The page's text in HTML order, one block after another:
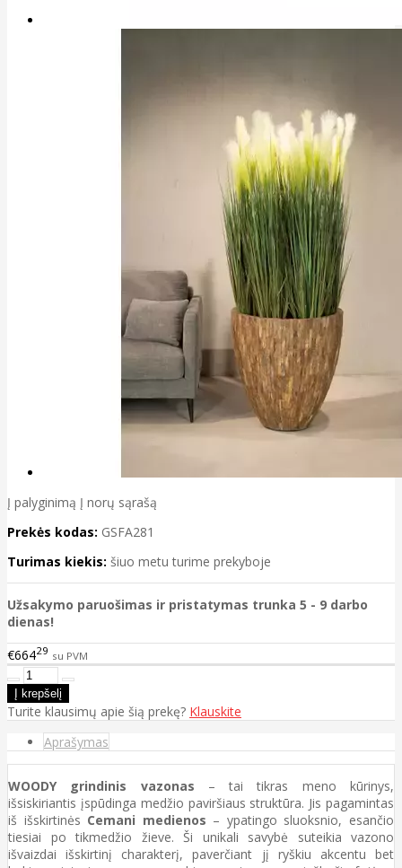
Į palyginimą Į norų sąrašą
Prekės kodas: GSFA281
Turimas kiekis: šiuo metu turime prekyboje
Užsakymo paruošimas ir pristatymas trunka 5 - 9 darbo
dienas!
€66429 su PVM
Turite klausimų apie šią prekę? Klauskite
Aprašymas
WOODY grindinis vazonas – tai tikras meno kūrinys,
išsiskiriantis įspūdinga medžio paviršiaus struktūra. Jis pagamintas
iš išskirtinės Cemani medienos – ypatingo sluoksnio, esančio
tiesiai po tikmedžio žieve. Ši unikali savybė suteikia vazono
išvaizdai išskirtinį charakterį, paverčiant jį ryškiu akcentu bet